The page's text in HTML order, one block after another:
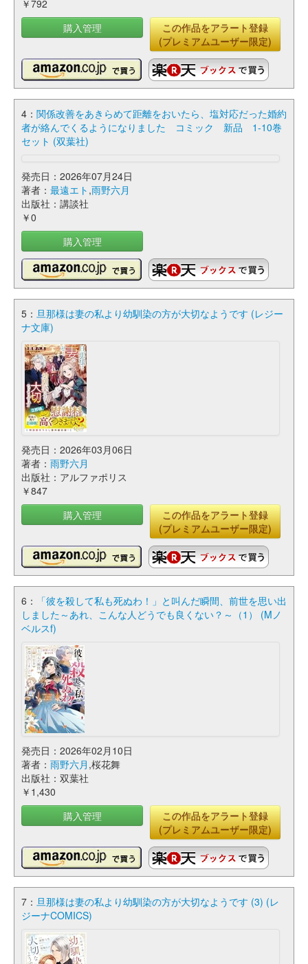
￥792
購入管理
この作品をアラート登録
(プレミアムユーザー限定)
4： 関係改善をあきらめて距離をおいたら、塩対応だった婚約
者が絡んでくるようになりました コミック 新品 1-10巻
セット (双葉社)
発売日：2026年07月24日
著者： 最遠エト ,雨野六月
出版社：講談社
￥0
購入管理
5： 旦那様は妻の私より幼馴染の方が大切なようです (レジー
ナ文庫)
発売日：2026年03月06日
著者： 雨野六月
出版社：アルファポリス
￥847
購入管理
この作品をアラート登録
(プレミアムユーザー限定)
6：
「彼を殺して私も死ぬわ！」と叫んだ瞬間、前世を思い出
しました～あれ、こんな人どうでも良くない？～（1） (Mノ
ベルスf)
発売日：2026年02月10日
著者： 雨野六月 ,桜花舞
出版社：双葉社
￥1,430
購入管理
この作品をアラート登録
(プレミアムユーザー限定)
7： 旦那様は妻の私より幼馴染の方が大切なようです (3) (レ
ジーナCOMICS)